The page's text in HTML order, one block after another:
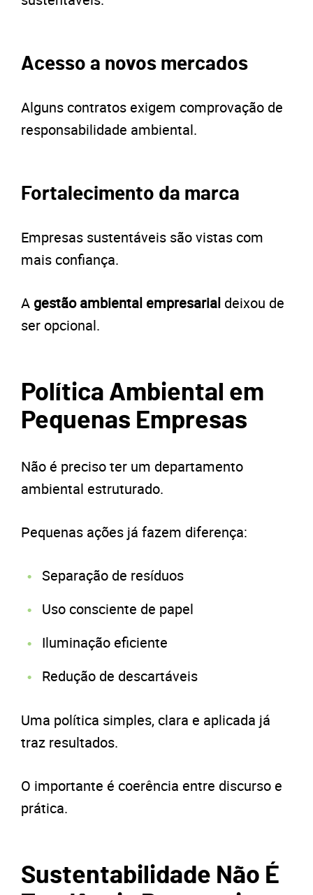
Acesso a novos mercados
Alguns contratos exigem comprovação de
responsabilidade ambiental.
Fortalecimento da marca
Empresas sustentáveis são vistas com
mais confiança.
A gestão ambiental empresarial deixou de
ser opcional.
Política Ambiental em
Pequenas Empresas
Não é preciso ter um departamento
ambiental estruturado.
Pequenas ações já fazem diferença:
Separação de resíduos
Uso consciente de papel
Iluminação eficiente
Redução de descartáveis
Uma política simples, clara e aplicada já
traz resultados.
O importante é coerência entre discurso e
prática.
Sustentabilidade Não É